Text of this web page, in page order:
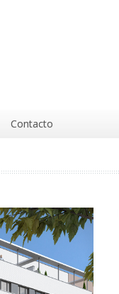
Contacto